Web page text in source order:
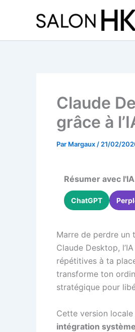
Claude
grâce à
Par Margaux / 21/02/
Résumer avec
ChatGPT
Marre de perdre un
Claude Desktop,
répétitives à ta
transforme ton
stratégique pour
Cette version
intégration